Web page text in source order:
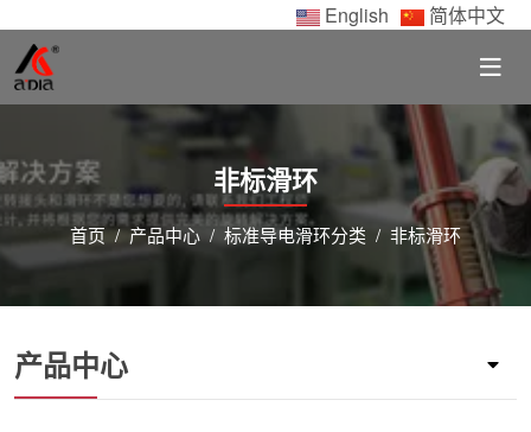
English 简体中文
非标滑环
首页 产品中心 标准导电滑环分类 非标滑环
产品中心